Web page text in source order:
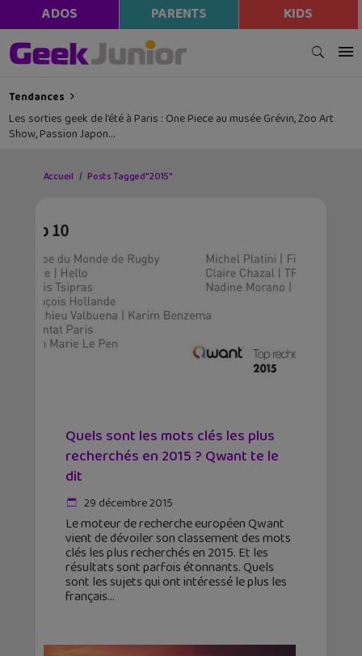
ADOS PARENTS KIDS
Tendances
Les sorties geek de l’été à Paris : One Piece au musée Grévin, Zoo Art
Show, Passion Japon…
Accueil Posts Tagged "2015"
Quels sont les mots clés les plus
recherchés en 2015 ? Qwant te le
dit
29 décembre 2015
Le moteur de recherche européen Qwant
vient de dévoiler son classement des mots
clés les plus recherchés en 2015. Et les
résultats sont parfois étonnants. Quels
sont les sujets qui ont intéressé le plus les
français